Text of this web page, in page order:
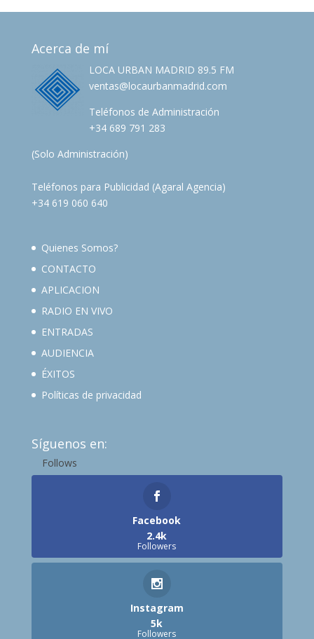
Acerca de mí
LOCA URBAN MADRID 89.5 FM
ventas@locaurbanmadrid.com
Teléfonos de Administración
+34 689 791 283
(Solo Administración)
Teléfonos para Publicidad (Agaral Agencia)
+34 619 060 640
Quienes Somos?
CONTACTO
APLICACION
RADIO EN VIVO
ENTRADAS
AUDIENCIA
ÉXITOS
Políticas de privacidad
Síguenos en:
Follows
Facebook
2.4k
Followers
Instagram
5k
Followers